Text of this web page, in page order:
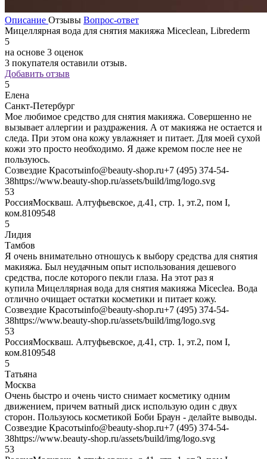
Описание Отзывы Вопрос-ответ
Мицеллярная вода для снятия макияжа Miceclean, Librederm
5
на основе 3 оценок
3 покупателя оставили отзыв.
Добавить отзыв
5
Елена
Санкт-Петербург
Мое любимое средство для снятия макияжа. Совершенно не
вызывает аллергии и раздражения. А от макияжа не остается и
следа. При этом она кожу увлажняет и питает. Для моей сухой
кожи это просто необходимо. Я даже кремом после нее не
пользуюсь.
Созвездие Красотыinfo@beauty-shop.ru+7 (495) 374-54-
38https://www.beauty-shop.ru/assets/build/img/logo.svg
53
РоссияМоскваш. Алтуфьевское, д.41, стр. 1, эт.2, пом I,
ком.8109548
5
Лидия
Тамбов
Я очень внимательно отношусь к выбору средства для снятия
макияжа. Был неудачным опыт использования дешевого
средства, после которого пекли глаза. На этот раз я
купила Мицеллярная вода для снятия макияжа Miceclea. Вода
отлично очищает остатки косметики и питает кожу.
Созвездие Красотыinfo@beauty-shop.ru+7 (495) 374-54-
38https://www.beauty-shop.ru/assets/build/img/logo.svg
53
РоссияМоскваш. Алтуфьевское, д.41, стр. 1, эт.2, пом I,
ком.8109548
5
Татьяна
Москва
Очень быстро и очень чисто снимает косметику одним
движением, причем ватный диск использую один с двух
сторон. Пользуюсь косметикой Боби Браун - делайте выводы.
Созвездие Красотыinfo@beauty-shop.ru+7 (495) 374-54-
38https://www.beauty-shop.ru/assets/build/img/logo.svg
53